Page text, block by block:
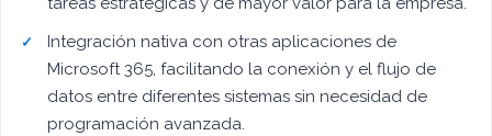
Integración nativa con otras aplicaciones de
Microsoft 365, facilitando la conexión y el flujo de
datos entre diferentes sistemas sin necesidad de
programación avanzada.